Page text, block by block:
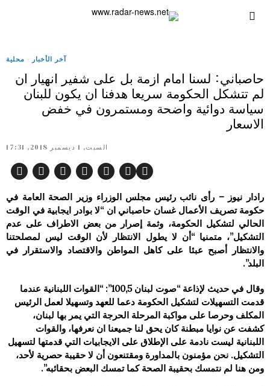
آخر الأخبار · محلية
حاصباني: لسنا امام ازمة بل على شفير انهيار ان
لم تتشكل الحكومة سريعا هدفنا ان يكون للبنان
سياسة دوائية واضحة ومستمرون في خفض
الاسعار
السبت, 1 ديسمبر 2018, 17:31
رادار نيوز – رأى نائب رئيس مجلس الوزراء وزير الصحة العامة في
حكومة تصريف الأعمال غسان حاصباني ان “لا بوادر ايجابية في الوقت
الحالي لتشكيل الحكومة، وثمة إصرار من بعض الاطراف على عدم
التشكيل”، متمنيا “أن لا يطول الانتظار لأن الوقت ليس لمصلحتنا
والانتظار أصبح عبئا على كاهل المواطن والاقتصاد والاستقرار في
البلد”.
وقال في حديث لإذاعة “صوت لبنان 100,5”: “القوات اللبنانية عندما
قدمت التسهيلات لتشكيل الحكومة دعما للعهد وتسهيلا لعمل الرئيس
المكلف وحرصا على مواكبة المرحلة الحرجة التي يمر بها لبنان،
كشفت عن نوايا مبطنة كان يحق لنا جميعنا ان نعرفها، والقوات
اللبنانية ليست نادمة على الإطلاق على الايجابيات التي قدمتها لتسهيل
التشكيل. نحن مؤمنون بالمداورة ومقتنعون أن لا حقيبة حصرية لأحد،
ومن هنا لم نتمسك بحقيبة الصحة كما تمسك البعض بحقائبه”.